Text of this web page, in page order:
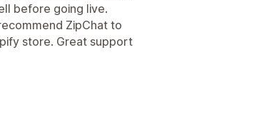
before going live.
ZipChat to
store. Great support